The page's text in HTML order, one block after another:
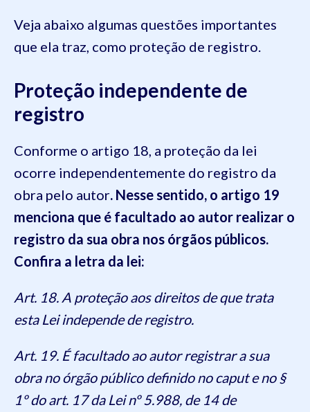
Veja abaixo algumas questões importantes
que ela traz, como proteção de registro.
Proteção independente de
registro
Conforme o artigo 18, a proteção da lei
ocorre independentemente do registro da
obra pelo autor. Nesse sentido, o artigo 19
menciona que é facultado ao autor realizar o
registro da sua obra nos órgãos públicos.
Confira a letra da lei:
Art. 18. A proteção aos direitos de que trata
esta Lei independe de registro.
Art. 19. É facultado ao autor registrar a sua
obra no órgão público definido no caput e no §
1º do art. 17 da Lei nº 5.988, de 14 de